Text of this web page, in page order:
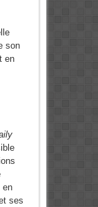
son
en
en
ses